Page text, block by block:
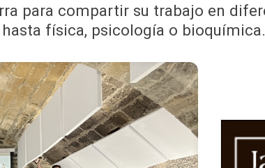
para compartir su trabajo en
física, psicología o bioquímica.